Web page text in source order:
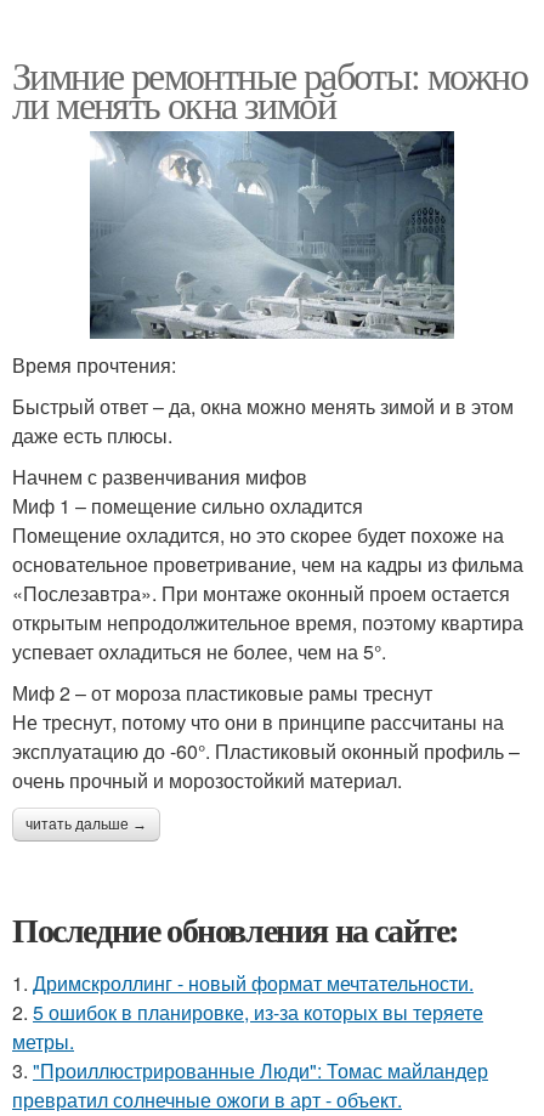
Зимние ремонтные работы: можно
ли менять окна зимой
Время прочтения:
Быстрый ответ – да, окна можно менять зимой и в этом
даже есть плюсы.
Начнем с развенчивания мифов
Миф 1 – помещение сильно охладится
Помещение охладится, но это скорее будет похоже на
основательное проветривание, чем на кадры из фильма
«Послезавтра». При монтаже оконный проем остается
открытым непродолжительное время, поэтому квартира
успевает охладиться не более, чем на 5°.
Миф 2 – от мороза пластиковые рамы треснут
Не треснут, потому что они в принципе рассчитаны на
эксплуатацию до -60°. Пластиковый оконный профиль –
очень прочный и морозостойкий материал.
читать дальше →
Последние обновления на сайте:
1. Дримскроллинг - новый формат мечтательности.
2. 5 ошибок в планировке, из-за которых вы теряете
метры.
3. "Проиллюстрированные Люди": Томас майландер
превратил солнечные ожоги в арт - объект.